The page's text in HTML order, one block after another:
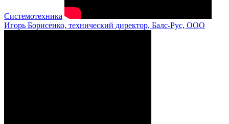
Системотехника
Игорь Борисенко, технический директор, Балс-Рус, ООО